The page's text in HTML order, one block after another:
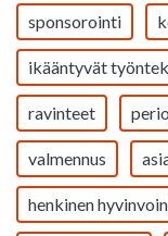
sponsorointi
ikääntyvät
ravinteet
valmennus
henkinen